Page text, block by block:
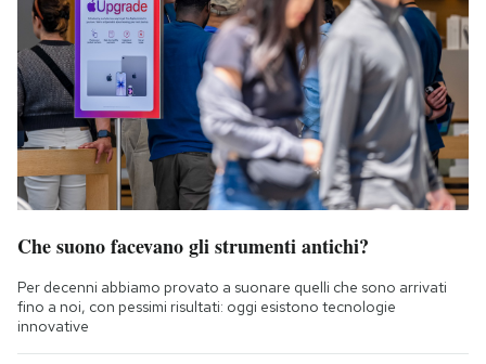
Che suono facevano gli strumenti antichi?
Per decenni abbiamo provato a suonare quelli che sono arrivati
fino a noi, con pessimi risultati: oggi esistono tecnologie
innovative